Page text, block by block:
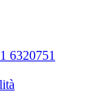
6320751